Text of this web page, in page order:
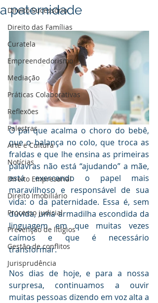
Direito Sucessório
Direito das Famílias
Curatela
Empreendedorismo
Mediaçāo
Práticas Colaborativas
Reflexões
Palestras
Arte e Cultura
Notícias
Direito Empresarial
Direito Imobiliário
Processo judicial
Prevenção de litígios
Gestāo de conflitos
Jurisprudência
a paternidade
O pai que acalma o choro do bebê,
que o balança no colo, que troca as
fraldas e que lhe ensina as primeiras
palavras não está “ajudando” a mãe,
está exercendo o papel mais
maravilhoso e responsável de sua
vida: o da paternidade. Essa é, sem
dúvida, uma armadilha escondida da
linguagem em que muitas vezes
caímos e que é necessário
transformar.
Nos dias de hoje, e para a nossa
surpresa, continuamos a ouvir
muitas pessoas dizendo em voz alta a